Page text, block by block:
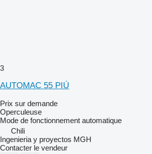
3
AUTOMAC 55 PIÚ
Prix sur demande
Operculeuse
Mode de fonctionnement automatique
Chili
Ingenieria y proyectos MGH
Contacter le vendeur